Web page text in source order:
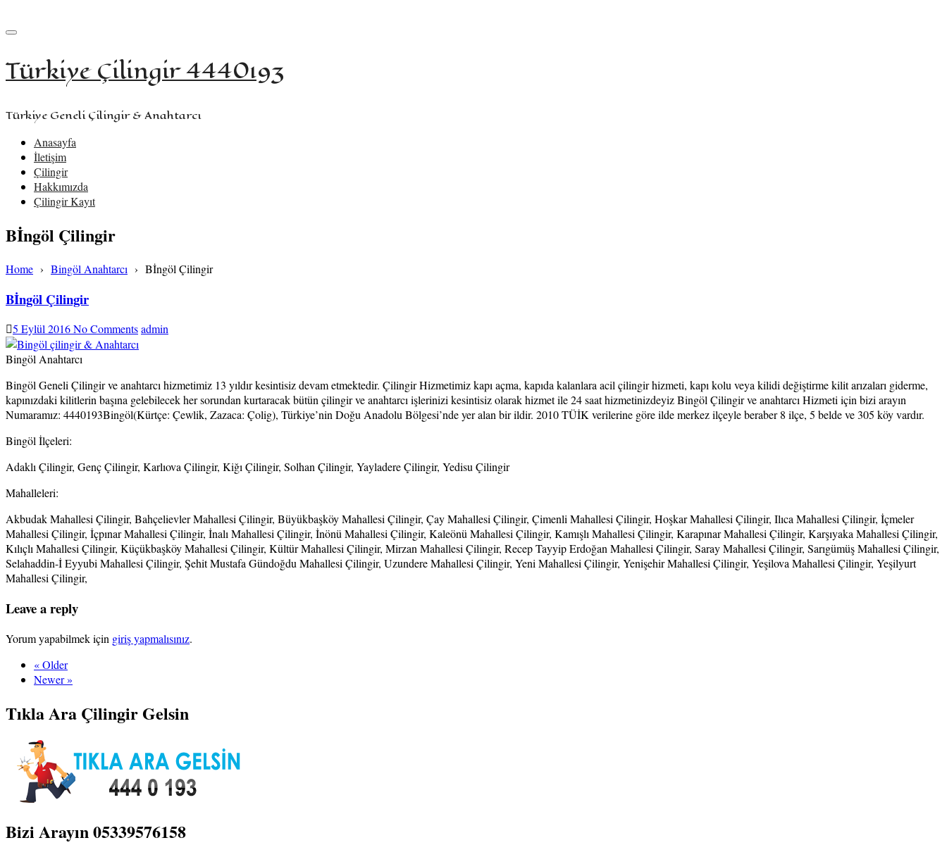
Türkiye Çilingir 4440193
Türkiye Geneli Çilingir & Anahtarcı
Anasayfa
İletişim
Çilingir
Hakkımızda
Çilingir Kayıt
Bİngöl Çilingir
Home › Bingöl Anahtarcı › Bİngöl Çilingir
Bİngöl Çilingir
5 Eylül 2016No Commentsadmin
Bingöl Anahtarcı
Bingöl Geneli Çilingir ve anahtarcı hizmetimiz 13 yıldır kesintisiz devam etmektedir. Çilingir Hizmetimiz kapı açma, kapıda kalanlara acil çilingir hizmeti, kapı kolu veya kilidi değiştirme kilit arızaları giderme,
kapınızdaki kilitlerin başına gelebilecek her sorundan kurtaracak bütün çilingir ve anahtarcı işlerinizi kesintisiz olarak hizmet ile 24 saat hizmetinizdeyiz Bingöl Çilingir ve anahtarcı Hizmeti için bizi arayın
Numaramız: 4440193Bingöl(Kürtçe: Çewlik, Zazaca: Çolig), Türkiye’nin Doğu Anadolu Bölgesi’nde yer alan bir ildir. 2010 TÜİK verilerine göre ilde merkez ilçeyle beraber 8 ilçe, 5 belde ve 305 köy vardır.
Bingöl İlçeleri:
Adaklı Çilingir, Genç Çilingir, Karlıova Çilingir, Kiğı Çilingir, Solhan Çilingir, Yayladere Çilingir, Yedisu Çilingir
Mahalleleri:
Akbudak Mahallesi Çilingir, Bahçelievler Mahallesi Çilingir, Büyükbaşköy Mahallesi Çilingir, Çay Mahallesi Çilingir, Çimenli Mahallesi Çilingir, Hoşkar Mahallesi Çilingir, Ilıca Mahallesi Çilingir, İçmeler
Mahallesi Çilingir, İçpınar Mahallesi Çilingir, İnalı Mahallesi Çilingir, İnönü Mahallesi Çilingir, Kaleönü Mahallesi Çilingir, Kamışlı Mahallesi Çilingir, Karapınar Mahallesi Çilingir, Karşıyaka Mahallesi Çilingir,
Kılıçlı Mahallesi Çilingir, Küçükbaşköy Mahallesi Çilingir, Kültür Mahallesi Çilingir, Mirzan Mahallesi Çilingir, Recep Tayyip Erdoğan Mahallesi Çilingir, Saray Mahallesi Çilingir, Sarıgümüş Mahallesi Çilingir,
Selahaddin-İ Eyyubi Mahallesi Çilingir, Şehit Mustafa Gündoğdu Mahallesi Çilingir, Uzundere Mahallesi Çilingir, Yeni Mahallesi Çilingir, Yenişehir Mahallesi Çilingir, Yeşilova Mahallesi Çilingir, Yeşilyurt
Mahallesi Çilingir,
Leave a reply
Yorum yapabilmek için giriş yapmalısınız.
« Older
Newer »
Tıkla Ara Çilingir Gelsin
Bizi Arayın 05339576158